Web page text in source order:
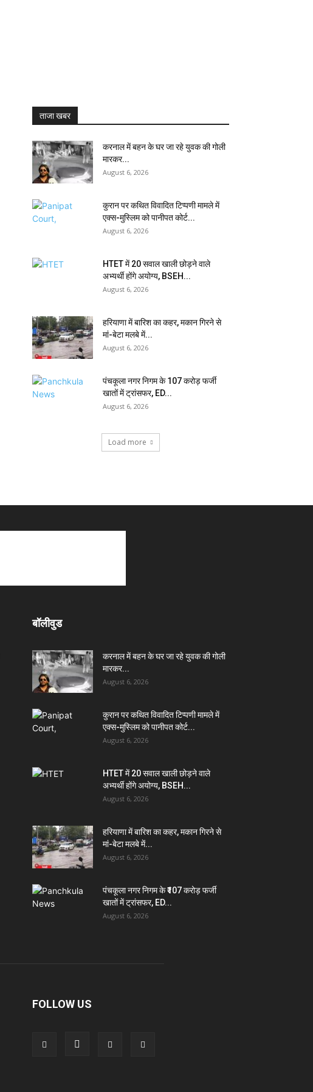
ताजा खबर
करनाल में बहन के घर जा रहे युवक की गोली
मारकर...
August 6, 2026
कुरान पर कथित विवादित टिप्पणी मामले में
एक्स-मुस्लिम को पानीपत कोर्ट...
August 6, 2026
HTET में 20 सवाल खाली छोड़ने वाले
अभ्यर्थी होंगे अयोग्य, BSEH...
August 6, 2026
हरियाणा में बारिश का कहर, मकान गिरने से
मां-बेटा मलबे में...
August 6, 2026
पंचकूला नगर निगम के ₹107 करोड़ फर्जी
खातों में ट्रांसफर, ED...
August 6, 2026
Load more
बॉलीवुड
करनाल में बहन के घर जा रहे युवक की गोली
मारकर...
August 6, 2026
कुरान पर कथित विवादित टिप्पणी मामले में
एक्स-मुस्लिम को पानीपत कोर्ट...
August 6, 2026
HTET में 20 सवाल खाली छोड़ने वाले
अभ्यर्थी होंगे अयोग्य, BSEH...
August 6, 2026
हरियाणा में बारिश का कहर, मकान गिरने से
मां-बेटा मलबे में...
August 6, 2026
पंचकूला नगर निगम के ₹107 करोड़ फर्जी
खातों में ट्रांसफर, ED...
August 6, 2026
FOLLOW US